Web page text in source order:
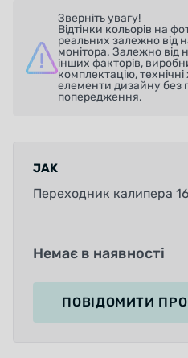
Зверніть увагу!
Відтінки кольорів на
реальних залежно від
монітора. Залежно від
інших факторів,
комплектацію,
елементи дизайну без
попередження.
JAK
Переходник калипера
Немає в наявності
ПОВІДОМИТИ